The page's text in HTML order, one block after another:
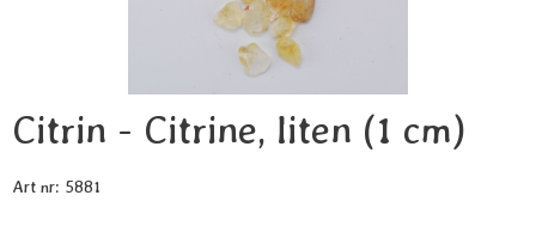
Citrin - Citrine, liten (1 cm)
Art nr: 5881